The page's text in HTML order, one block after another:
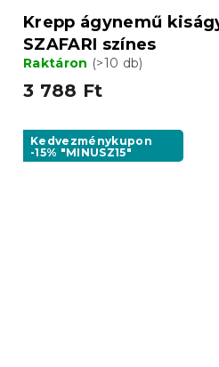
Krepp ágynemű
SZAFARI színes
Raktáron (>10 db)
3 788 Ft
Kedvezménykupon
-15% "MINUSZ15"